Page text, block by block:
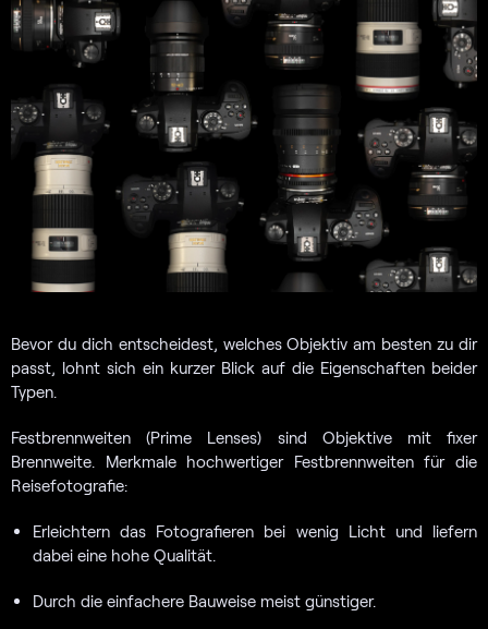
Bevor du dich entscheidest, welches Objektiv am besten zu dir
passt, lohnt sich ein kurzer Blick auf die Eigenschaften beider
Typen.
Festbrennweiten (Prime Lenses) sind Objektive mit fixer
Brennweite. Merkmale hochwertiger Festbrennweiten für die
Reisefotografie:
Erleichtern das Fotografieren bei wenig Licht und liefern
dabei eine hohe Qualität.
Durch die einfachere Bauweise meist günstiger.